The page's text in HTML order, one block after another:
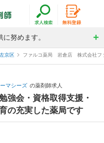
努めます。
左京区 ファルコ薬局 岩倉店 株式会社フ
マシーズ の薬剤師求人
強会・資格取得支援・
の充実した薬局です